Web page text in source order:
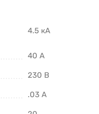
4.5 кА
40 А
230 В
.03 А